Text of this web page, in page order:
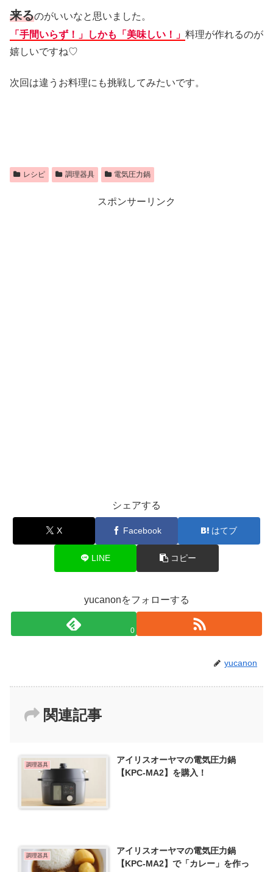
来るのがいいなと思いました。
「手間いらず！」しかも「美味しい！」 料理が作れるのが
嬉しいですね♡
次回は違うお料理にも挑戦してみたいです。
レシピ 調理器具 電気圧力鍋
スポンサーリンク
シェアする
X Facebook はてブ
LINE コピー
yucanonをフォローする
0
yucanon
関連記事
調理器具
アイリスオーヤマの電気圧力鍋
【KPC-MA2】を購入！
調理器具
アイリスオーヤマの電気圧力鍋
【KPC-MA2】で「カレー」を作っ